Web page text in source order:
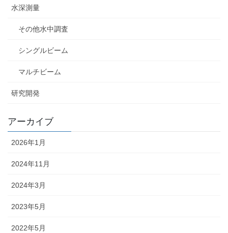
水深測量
その他水中調査
シングルビーム
マルチビーム
研究開発
アーカイブ
2026年1月
2024年11月
2024年3月
2023年5月
2022年5月